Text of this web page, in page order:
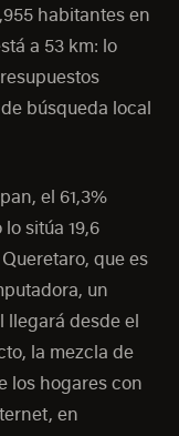
habitantes en
a 53 km: lo
búsqueda local
el 61,3%
sitúa 19,6
que es
un
llegará desde el
la mezcla de
los hogares con
en